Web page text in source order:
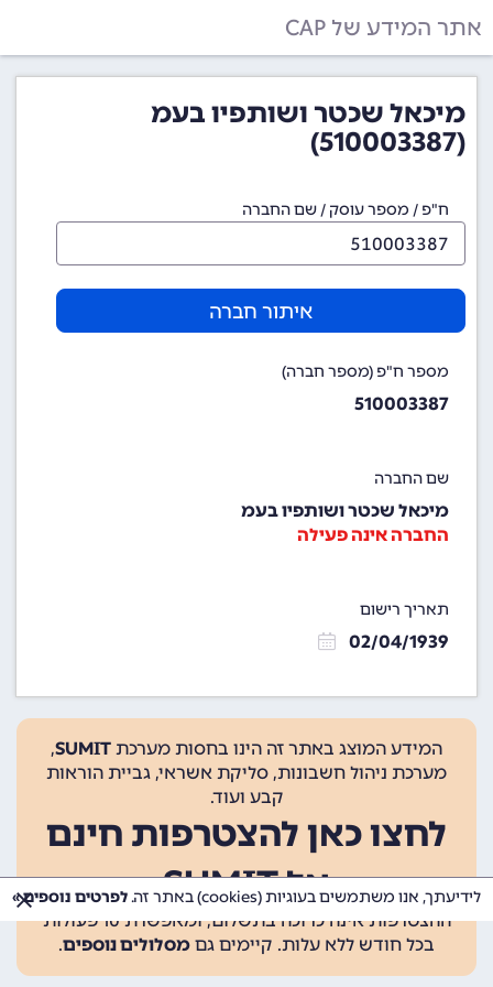
אתר המידע של CAP
מיכאל שכטר ושותפיו בעמ
(510003387)
ח"פ / מספר עוסק / שם החברה
איתור חברה
מספר ח"פ (מספר חברה)
510003387
שם החברה
מיכאל שכטר ושותפיו בעמ
החברה אינה פעילה
תאריך רישום
02/04/1939
המידע המוצג באתר זה הינו בחסות מערכת SUMIT
,
מערכת ניהול חשבונות, סליקת אשראי, גביית הוראות
קבע ועוד.
לחצו כאן להצטרפות חינם
אל SUMIT
ההצטרפות אינה כרוכה בתשלום, ומאפשרת 10 פעולות
בכל חודש ללא עלות. קיימים גם מסלולים נוספים.
לידיעתך, אנו משתמשים בעוגיות (cookies) באתר זה. לפרטים נוספים »